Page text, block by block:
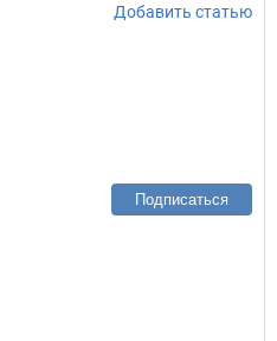
Добавить статью
Подписаться